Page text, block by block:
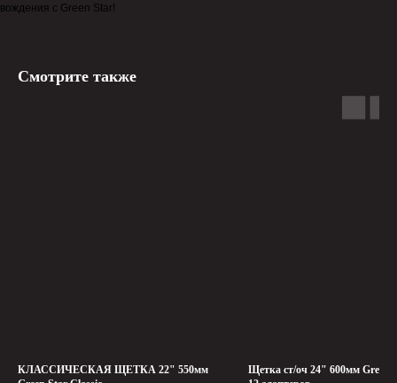
вождения с Green Star!
Смотрите также
КЛАССИЧЕСКАЯ ЩЕТКА 22" 550мм
Щетка ст/оч 24" 600мм Green